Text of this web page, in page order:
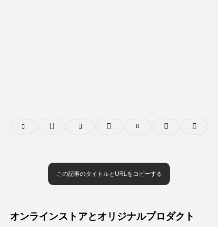
この記事のタイトルとURLをコピーする
オンラインストアとオリジナルプロダクト